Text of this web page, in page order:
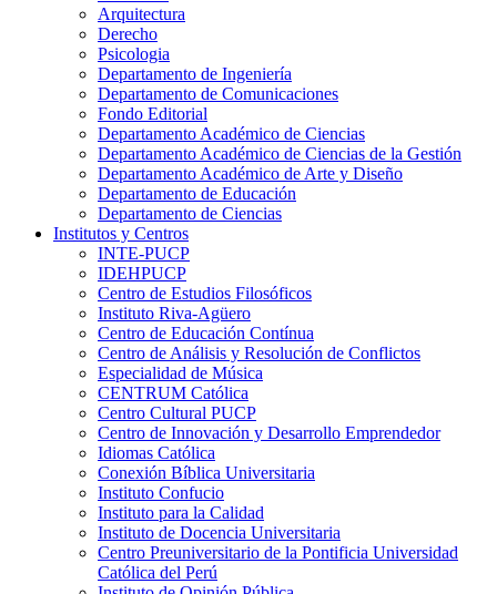
Arquitectura
Derecho
Psicologia
Departamento de Ingeniería
Departamento de Comunicaciones
Fondo Editorial
Departamento Académico de Ciencias
Departamento Académico de Ciencias de la Gestión
Departamento Académico de Arte y Diseño
Departamento de Educación
Departamento de Ciencias
Institutos y Centros
INTE-PUCP
IDEHPUCP
Centro de Estudios Filosóficos
Instituto Riva-Agüero
Centro de Educación Contínua
Centro de Análisis y Resolución de Conflictos
Especialidad de Música
CENTRUM Católica
Centro Cultural PUCP
Centro de Innovación y Desarrollo Emprendedor
Idiomas Católica
Conexión Bíblica Universitaria
Instituto Confucio
Instituto para la Calidad
Instituto de Docencia Universitaria
Centro Preuniversitario de la Pontificia Universidad
Católica del Perú